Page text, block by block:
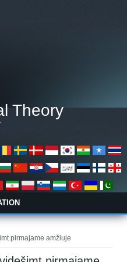
Theory
pirmajame amžiuje